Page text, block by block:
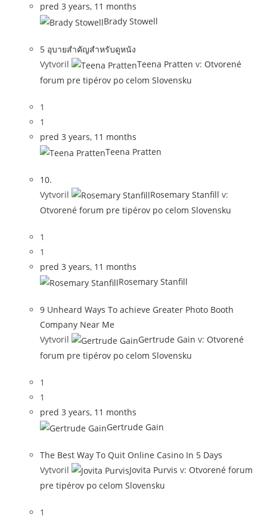
pred 3 years, 11 months
Brady Stowell
5 อุบายสำคัญสำหรับดูหนัง
Vytvoril
Teena Pratten v: Otvorené
forum pre tipérov po celom Slovensku
1
1
pred 3 years, 11 months
Teena Pratten
10.
Vytvoril
Rosemary Stanfill v:
Otvorené forum pre tipérov po celom Slovensku
1
1
pred 3 years, 11 months
Rosemary Stanfill
9 Unheard Ways To achieve Greater Photo Booth
Company Near Me
Vytvoril
Gertrude Gain v: Otvorené
forum pre tipérov po celom Slovensku
1
1
pred 3 years, 11 months
Gertrude Gain
The Best Way To Quit Online Casino In 5 Days
Vytvoril
Jovita Purvis v: Otvorené forum
pre tipérov po celom Slovensku
1